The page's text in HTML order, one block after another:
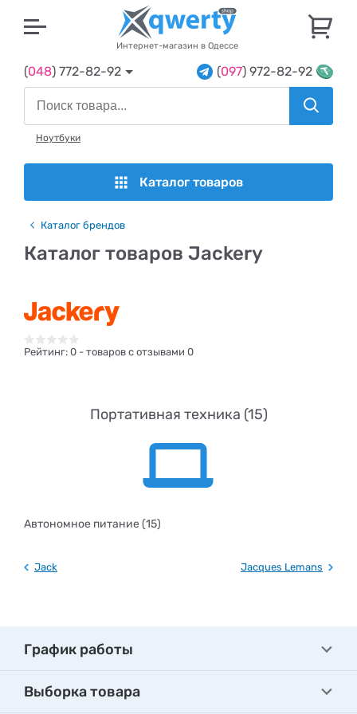
Интернет-магазин в Одессе
(048) 772-82-92 (097) 972-82-92
Ноутбуки
Каталог товаров
Каталог брендов
Каталог товаров Jackery
Рейтинг: 0 - товаров с отзывами 0
Портативная техника (15)
Автономное питание (15)
Jack Jacques Lemans
График работы
Выборка товара